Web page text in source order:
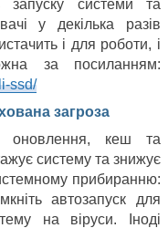
запуску системи та
у декілька разів
і для роботи, і
за посиланням:
ssd/
загроза
оновлення, кеш та
систему та знижує
прибиранню:
автозапуск для
на віруси. Іноді